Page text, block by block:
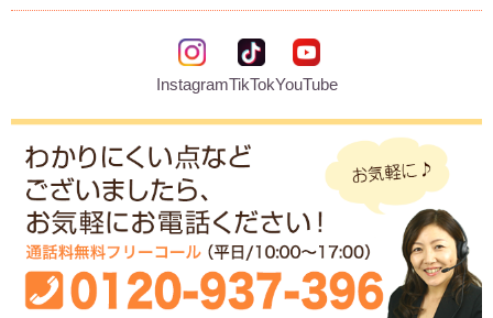
InstagramTikTokYouTube